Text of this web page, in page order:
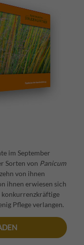
im September
Sorten von Panicum
von ihnen
ihnen erwiesen sich
konkurrenzkräftige
Pflege verlangen.